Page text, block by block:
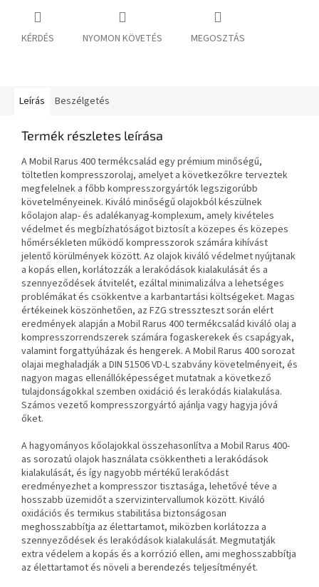
KÉRDÉS NYOMON KÖVETÉS MEGOSZTÁS
Leírás Beszélgetés
Termék részletes leírása
A Mobil Rarus 400 termékcsalád egy prémium minőségű,
töltetlen kompresszorolaj, amelyet a következőkre terveztek
megfelelnek a főbb kompresszorgyártók legszigorúbb
követelményeinek. Kiváló minőségű olajokból készülnek
kőolajon alap- és adalékanyag-komplexum, amely kivételes
védelmet és megbízhatóságot biztosít a közepes és közepes
hőmérsékleten működő kompresszorok számára kihívást
jelentő körülmények között. Az olajok kiváló védelmet nyújtanak
a kopás ellen, korlátozzák a lerakódások kialakulását és a
szennyeződések átvitelét, ezáltal minimalizálva a lehetséges
problémákat és csökkentve a karbantartási költségeket. Magas
értékeinek köszönhetően, az FZG stresszteszt során elért
eredmények alapján a Mobil Rarus 400 termékcsalád kiváló olaj a
kompresszorrendszerek számára fogaskerekek és csapágyak,
valamint forgattyúházak és hengerek. A Mobil Rarus 400 sorozat
olajai meghaladják a DIN 51506 VD-L szabvány követelményeit, és
nagyon magas ellenállóképességet mutatnak a következő
tulajdonságokkal szemben oxidáció és lerakódás kialakulása.
Számos vezető kompresszorgyártó ajánlja vagy hagyja jóvá
őket.
A hagyományos kőolajokkal összehasonlítva a Mobil Rarus 400-
as sorozatú olajok használata csökkentheti a lerakódások
kialakulását, és így nagyobb mértékű lerakódást
eredményezhet a kompresszor tisztasága, lehetővé téve a
hosszabb üzemidőt a szervizintervallumok között. Kiváló
oxidációs és termikus stabilitása biztonságosan
meghosszabbítja az élettartamot, miközben korlátozza a
szennyeződések és lerakódások kialakulását. Megmutatják
extra védelem a kopás és a korrózió ellen, ami meghosszabbítja
az élettartamot és növeli a berendezés teljesítményét.